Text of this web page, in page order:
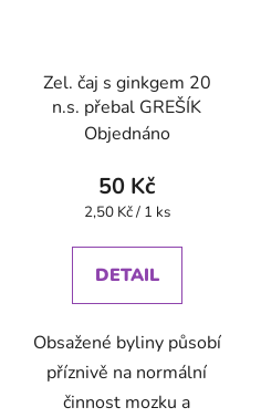
Zel. čaj s ginkgem 20
n.s. přebal GREŠÍK
Objednáno
50 Kč
Měrná
2,50 Kč / 1 ks
DETAIL
Obsažené byliny působí
příznivě na normální
činnost mozku a